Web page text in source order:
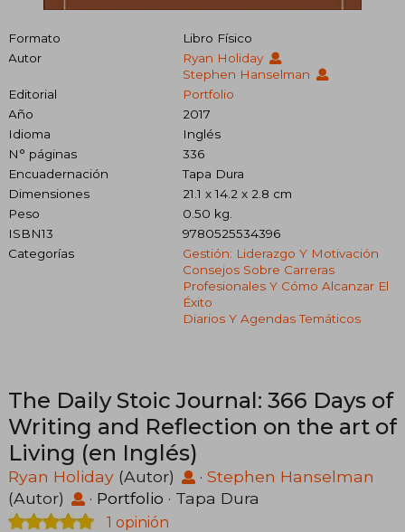
Formato
Libro Físico
Autor
Ryan Holiday
Stephen Hanselman
Editorial
Portfolio
Año
2017
Idioma
Inglés
N° páginas
336
Encuadernación
Tapa Dura
Dimensiones
21.1 x 14.2 x 2.8 cm
Peso
0.50 kg.
ISBN13
9780525534396
Categorías
Gestión: Liderazgo Y Motivación
Consejos Sobre Carreras
Profesionales Y Cómo Alcanzar El
Éxito
Diarios Y Agendas Temáticos
The Daily Stoic Journal: 366 Days of
Writing and Reflection on the art of
Living (en Inglés)
Ryan Holiday (Autor) · Stephen Hanselman
(Autor)
· Portfolio · Tapa Dura
1 opinión